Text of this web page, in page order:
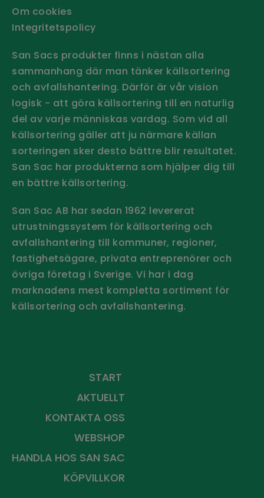
Om cookies
Integritetspolicy
San Sacs produkter finns i nästan alla
sammanhang där man tänker källsortering
och avfallshantering. Därför är vår vision
logisk - att göra källsortering till en naturlig
del av varje människas vardag. Som vid all
källsortering gäller att ju närmare källan
sorteringen sker desto bättre blir resultatet.
San Sac har produkterna som hjälper dig till
en bättre källsortering.
San Sac AB har sedan 1962 levererat
utrustningssystem för källsortering och
avfallshantering till kommuner, regioner,
fastighetsägare, privata entreprenörer och
övriga företag i Sverige. Vi har i dag
marknadens mest kompletta sortiment för
källsortering och avfallshantering.
START
AKTUELLT
KONTAKTA OSS
WEBSHOP
HANDLA HOS SAN SAC
KÖPVILLKOR